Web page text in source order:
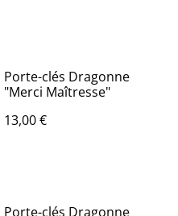
Porte-clés Dragonne
"Merci Maîtresse"
13,00 €
Porte-clés Dragonne